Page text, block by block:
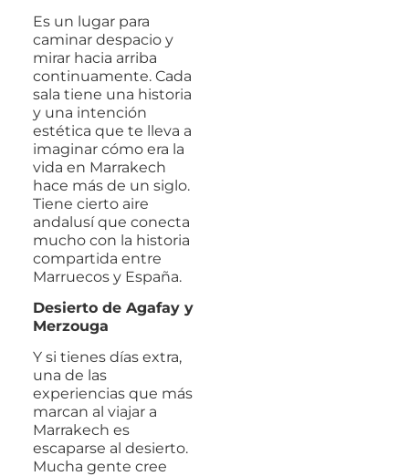
Es un lugar para
caminar despacio y
mirar hacia arriba
continuamente. Cada
sala tiene una historia
y una intención
estética que te lleva a
imaginar cómo era la
vida en Marrakech
hace más de un siglo.
Tiene cierto aire
andalusí que conecta
mucho con la historia
compartida entre
Marruecos y España.
Desierto de Agafay y
Merzouga
Y si tienes días extra,
una de las
experiencias que más
marcan al viajar a
Marrakech es
escaparse al desierto.
Mucha gente cree